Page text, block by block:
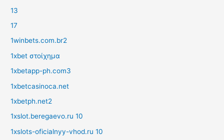
13
17
1winbets.com.br2
1xbet στοίχημα
1xbetapp-ph.com3
1xbetcasinoca.net
1xbetph.net2
1xslot.beregaevo.ru 10
1xslots-oficialnyy-vhod.ru 10